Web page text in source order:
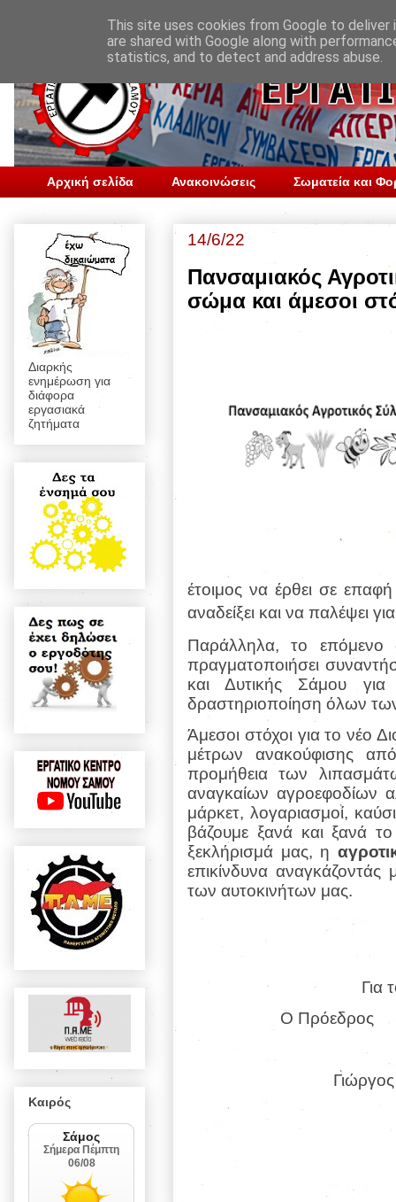
Αρχική σελίδα Ανακοινώσεις Σωματεία και
14/6/22
Πανσαμιακός
σώμα και άμεσοι
έτοιμος να έρθει σε
αναδείξει και να παλέψει
Παράλληλα, το επόμενο
πραγματοποιήσει
και Δυτικής Σάμου
δραστηριοποίηση όλων
Άμεσοι στόχοι για το νέο
μέτρων ανακούφισης
προμήθεια των
αναγκαίων αγροεφοδίων
μάρκετ, λογαριασμοί,
βάζουμε ξανά και ξανά
ξεκλήρισμά μας, η
επικίνδυνα
των αυτοκινήτων μας.
Για
Ο Πρόεδρος
Διαρκής
ενημέρωση για
διάφορα
εργασιακά
ζητήματα
Καιρός
This site uses cookies from Google to
are shared with Google along with
statistics, and to detect and address abuse.